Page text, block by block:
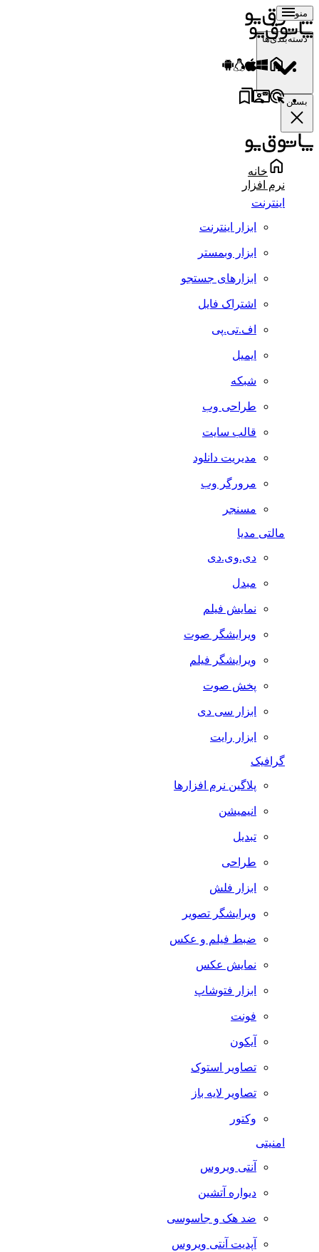
منو
دسته‌بندی‌ها
بستن
خانه
نرم افزار
اینترنت
ابزار اینترنت
ابزار وبمستر
ابزارهای جستجو
اشتراک فایل
اف.تی.پی
ایمیل
شبکه
طراحی وب
قالب سایت
مدیریت دانلود
مرورگر وب
مسنجر
مالتی مدیا
دی.وی.دی
مبدل
نمایش فیلم
ویرایشگر صوت
ویرایشگر فیلم
پخش صوت
ابزار سی دی
ابزار رایت
گرافیک
پلاگین نرم افزارها
انیمیشن
تبدیل
طراحی
ابزار فلش
ویرایشگر تصویر
ضبط فيلم و عكس
نمایش عکس
ابزار فتوشاپ
فونت
آیکون
تصاویر استوک
تصاویر لایه باز
وکتور
امنیتی
آنتی ویروس
دیواره آتشین
ضد هک و جاسوسی
آپدیت آنتی ویروس